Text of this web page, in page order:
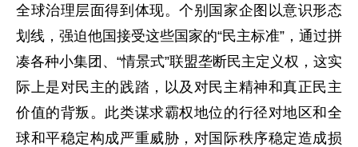
全球治理层面得到体现。个别国家企图以意识形态
划线，强迫他国接受这些国家的“民主标准”，通过拼
凑各种小集团、“情景式”联盟垄断民主定义权，这实
际上是对民主的践踏，以及对民主精神和真正民主
价值的背叛。此类谋求霸权地位的行径对地区和全
球和平稳定构成严重威胁，对国际秩序稳定造成损